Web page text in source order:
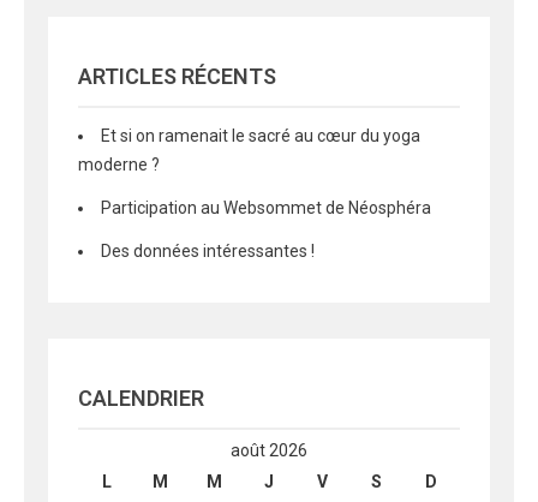
ARTICLES RÉCENTS
Et si on ramenait le sacré au cœur du yoga
moderne ?
Participation au Websommet de Néosphéra
Des données intéressantes !
CALENDRIER
août 2026
L
M M J V S
D